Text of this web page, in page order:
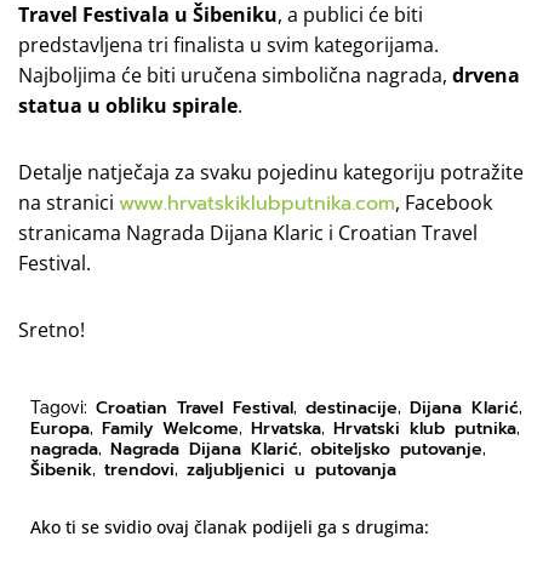
Travel Festivala u Šibeniku, a publici će biti
predstavljena tri finalista u svim kategorijama.
Najboljima će biti uručena simbolična nagrada, drvena
statua u obliku spirale.
Detalje natječaja za svaku pojedinu kategoriju potražite
na stranici www.hrvatskiklubputnika.com, Facebook
stranicama Nagrada Dijana Klaric i Croatian Travel
Festival.
Sretno!
Tagovi: Croatian Travel Festival, destinacije, Dijana Klarić,
Europa, Family Welcome, Hrvatska, Hrvatski klub putnika,
nagrada, Nagrada Dijana Klarić, obiteljsko putovanje,
Šibenik, trendovi, zaljubljenici u putovanja
Ako ti se svidio ovaj članak podijeli ga s drugima: